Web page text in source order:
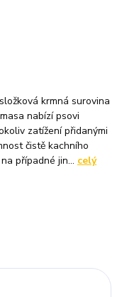
krmná surovina
nabízí psovi
zatížení přidanými
čistě kachního
případné jin... celý